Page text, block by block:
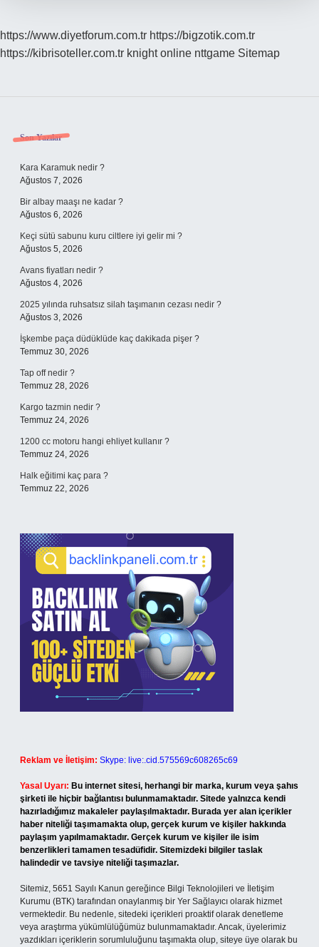
https://www.diyetforum.com.tr https://bigzotik.com.tr
https://kibrisoteller.com.tr knight online nttgame Sitemap
Sidebar
Son Yazılar
Kara Karamuk nedir ?
Ağustos 7, 2026
Bir albay maaşı ne kadar ?
Ağustos 6, 2026
Keçi sütü sabunu kuru ciltlere iyi gelir mi ?
Ağustos 5, 2026
Avans fiyatları nedir ?
Ağustos 4, 2026
2025 yılında ruhsatsız silah taşımanın cezası nedir ?
Ağustos 3, 2026
İşkembe paça düdüklüde kaç dakikada pişer ?
Temmuz 30, 2026
Tap off nedir ?
Temmuz 28, 2026
Kargo tazmin nedir ?
Temmuz 24, 2026
1200 cc motoru hangi ehliyet kullanır ?
Temmuz 24, 2026
Halk eğitimi kaç para ?
Temmuz 22, 2026
Reklam ve İletişim: Skype: live:.cid.575569c608265c69
Yasal Uyarı: Bu internet sitesi, herhangi bir marka, kurum veya şahıs
şirketi ile hiçbir bağlantısı bulunmamaktadır. Sitede yalnızca kendi
hazırladığımız makaleler paylaşılmaktadır. Burada yer alan içerikler
haber niteliği taşımamakta olup, gerçek kurum ve kişiler hakkında
paylaşım yapılmamaktadır. Gerçek kurum ve kişiler ile isim
benzerlikleri tamamen tesadüfidir. Sitemizdeki bilgiler taslak
halindedir ve tavsiye niteliği taşımazlar.
Sitemiz, 5651 Sayılı Kanun gereğince Bilgi Teknolojileri ve İletişim
Kurumu (BTK) tarafından onaylanmış bir Yer Sağlayıcı olarak hizmet
vermektedir. Bu nedenle, sitedeki içerikleri proaktif olarak denetleme
veya araştırma yükümlülüğümüz bulunmamaktadır. Ancak, üyelerimiz
yazdıkları içeriklerin sorumluluğunu taşımakta olup, siteye üye olarak bu